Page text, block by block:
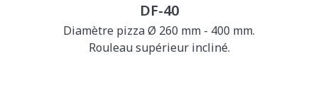
DF-40
Diamètre pizza Ø 260 mm - 400 mm.
Rouleau supérieur incliné.